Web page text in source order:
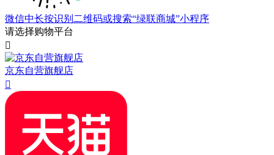
微信中长按识别二维码或搜索“绿联商城”小程序
请选择购物平台

京东自营旗舰店
